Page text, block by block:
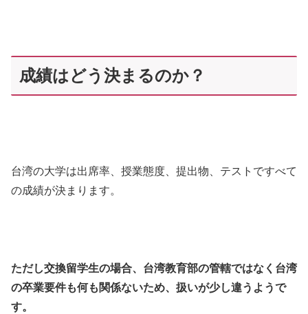
成績はどう決まるのか？
台湾の大学は出席率、授業態度、提出物、テストですべて
の成績が決まります。
ただし交換留学生の場合、台湾教育部の管轄ではなく台湾
の卒業要件も何も関係ないため、扱いが少し違うようで
す。